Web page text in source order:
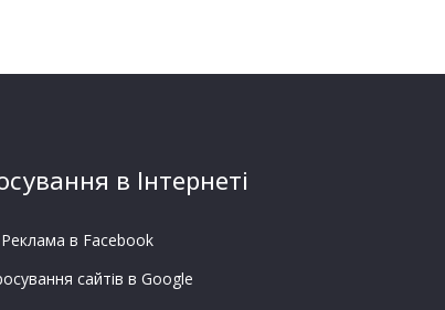
в Інтернеті
Реклама в Facebook
сайтів в Google